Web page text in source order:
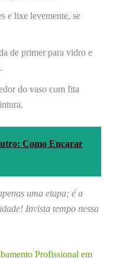
e lixe levemente, se
de primer para vidro e
do vaso com fita
Como Encarar
uma etapa; é a
Invista tempo nessa
Profissional em